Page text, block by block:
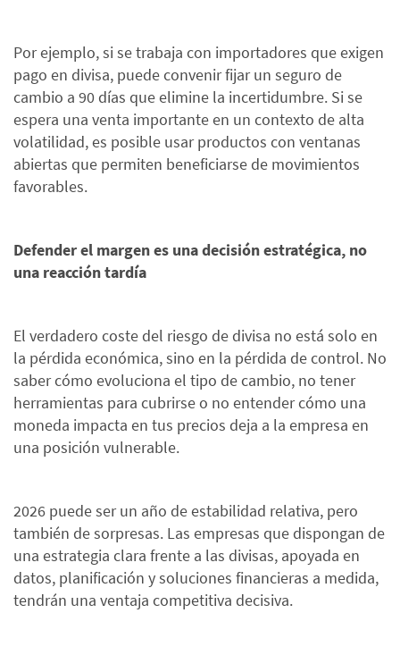
Por ejemplo, si se trabaja con importadores que exigen
pago en divisa, puede convenir fijar un seguro de
cambio a 90 días que elimine la incertidumbre. Si se
espera una venta importante en un contexto de alta
volatilidad, es posible usar productos con ventanas
abiertas que permiten beneficiarse de movimientos
favorables.
Defender el margen es una decisión estratégica, no
una reacción tardía
El verdadero coste del riesgo de divisa no está solo en
la pérdida económica, sino en la pérdida de control. No
saber cómo evoluciona el tipo de cambio, no tener
herramientas para cubrirse o no entender cómo una
moneda impacta en tus precios deja a la empresa en
una posición vulnerable.
2026 puede ser un año de estabilidad relativa, pero
también de sorpresas. Las empresas que dispongan de
una estrategia clara frente a las divisas, apoyada en
datos, planificación y soluciones financieras a medida,
tendrán una ventaja competitiva decisiva.